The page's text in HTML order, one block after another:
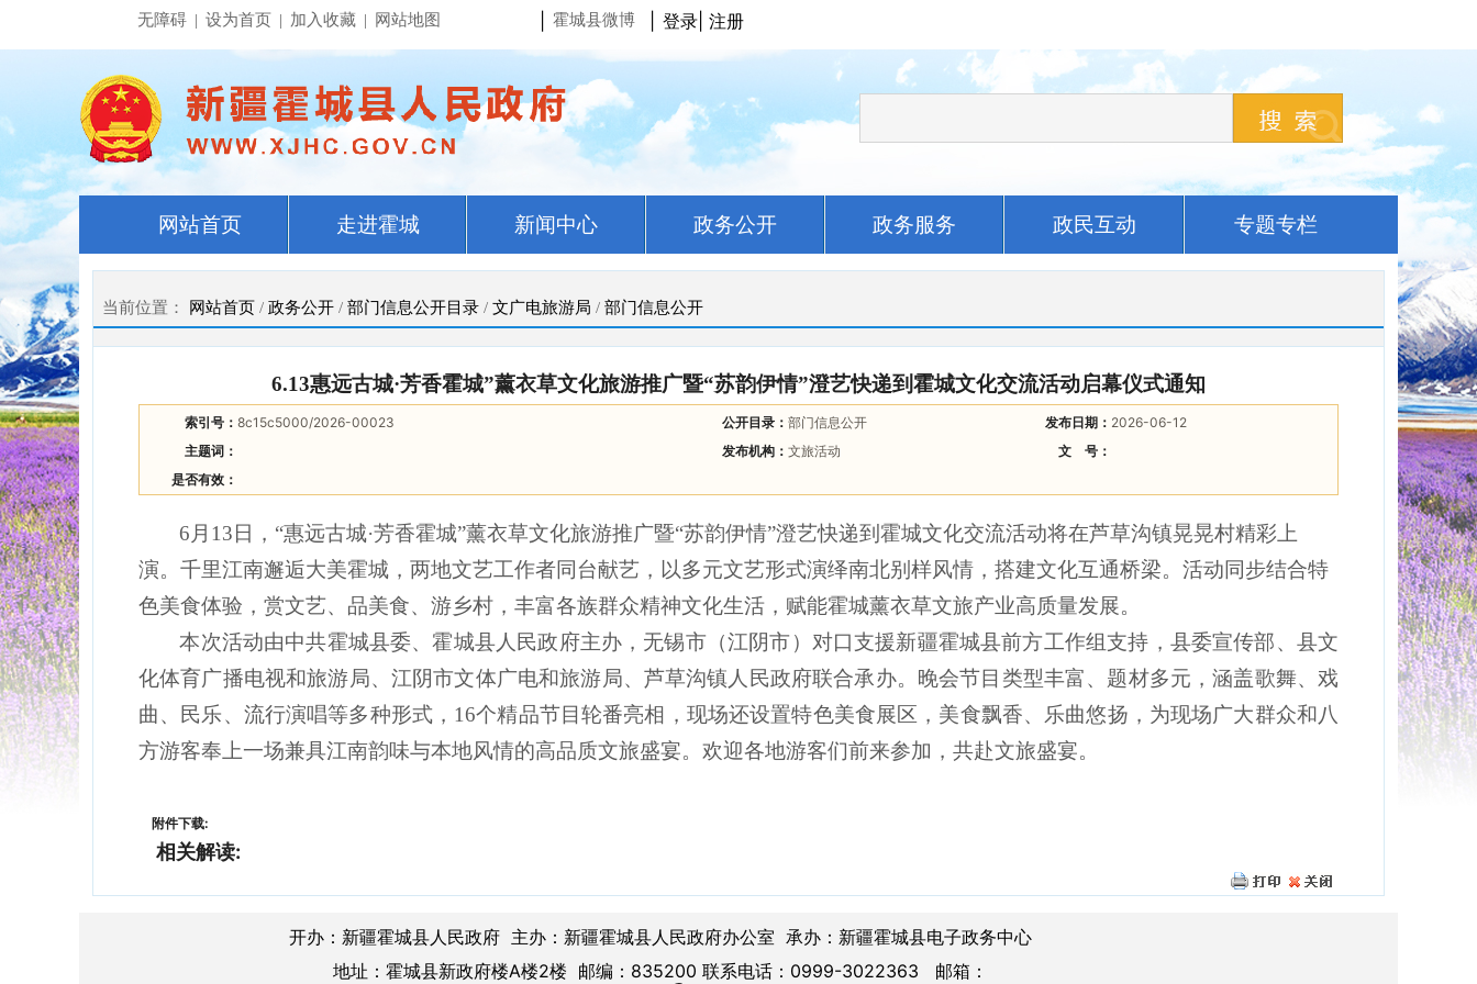
无障碍 | 设为首页 | 加入收藏 | 网站地图 霍城县微博 登录 注册
网站首页 走进霍城 新闻中心 政务公开 政务服务 政民互动 专题专栏
当前位置： 网站首页 / 政务公开 / 部门信息公开目录 / 文广电旅游局 / 部门信息公开
6.13惠远古城·芳香霍城”薰衣草文化旅游推广暨“苏韵伊情”澄艺快递到霍城文化交流活动启幕仪式通知
索引号： 8c15c5000/2026-00023 公开目录： 部门信息公开 发布日期： 2026-06-12
主题词：
发布机构： 文旅活动
文 号：
是否有效：
6月13日，“惠远古城·芳香霍城”薰衣草文化旅游推广暨“苏韵伊情”澄艺快递到霍城文化交流活动将在芦草沟镇晃晃村精彩上
演。千里江南邂逅大美霍城，两地文艺工作者同台献艺，以多元文艺形式演绎南北别样风情，搭建文化互通桥梁。活动同步结合特
色美食体验，赏文艺、品美食、游乡村，丰富各族群众精神文化生活，赋能霍城薰衣草文旅产业高质量发展。
本次活动由中共霍城县委、霍城县人民政府主办，无锡市（江阴市）对口支援新疆霍城县前方工作组支持，县委宣传部、县文
化体育广播电视和旅游局、江阴市文体广电和旅游局、芦草沟镇人民政府联合承办。晚会节目类型丰富、题材多元，涵盖歌舞、戏
曲、民乐、流行演唱等多种形式， 16个精品节目轮番亮相，现场还设置特色美食展区，美食飘香、乐曲悠扬，为现场广大群众和八
方游客奉上一场兼具江南韵味与本地风情的高品质文旅盛宴。欢迎各地游客们前来参加，共赴文旅盛宴。
附件下载:
相关解读:
开办：新疆霍城县人民政府 主办：新疆霍城县人民政府办公室 承办：新疆霍城县电子政务中心
地址：霍城县新政府楼A楼2楼 邮编：835200 联系电话：0999-3022363 邮箱：